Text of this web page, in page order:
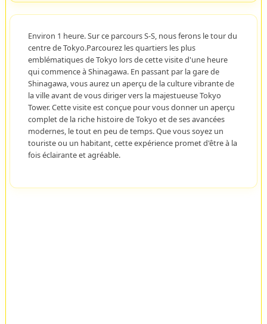
Environ 1 heure. Sur ce parcours S-S, nous ferons le tour du
centre de Tokyo.Parcourez les quartiers les plus
emblématiques de Tokyo lors de cette visite d'une heure
qui commence à Shinagawa. En passant par la gare de
Shinagawa, vous aurez un aperçu de la culture vibrante de
la ville avant de vous diriger vers la majestueuse Tokyo
Tower. Cette visite est conçue pour vous donner un aperçu
complet de la riche histoire de Tokyo et de ses avancées
modernes, le tout en peu de temps. Que vous soyez un
touriste ou un habitant, cette expérience promet d'être à la
fois éclairante et agréable.